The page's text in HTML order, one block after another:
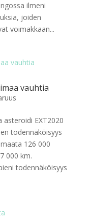
ilmeni
joiden
voimakkaan...
vauhtia
asteroidi EXT2020
todennäköisyys
126 000
000 km.
todennäköisyys